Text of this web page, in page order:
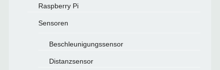
Raspberry Pi
Sensoren
Beschleunigungssensor
Distanzsensor